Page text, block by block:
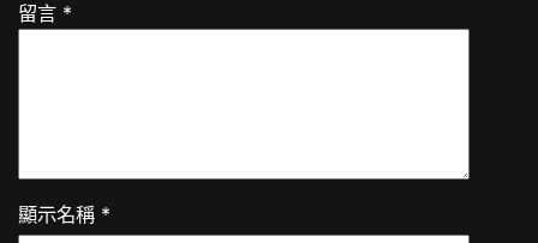
留言 *
顯示名稱 *